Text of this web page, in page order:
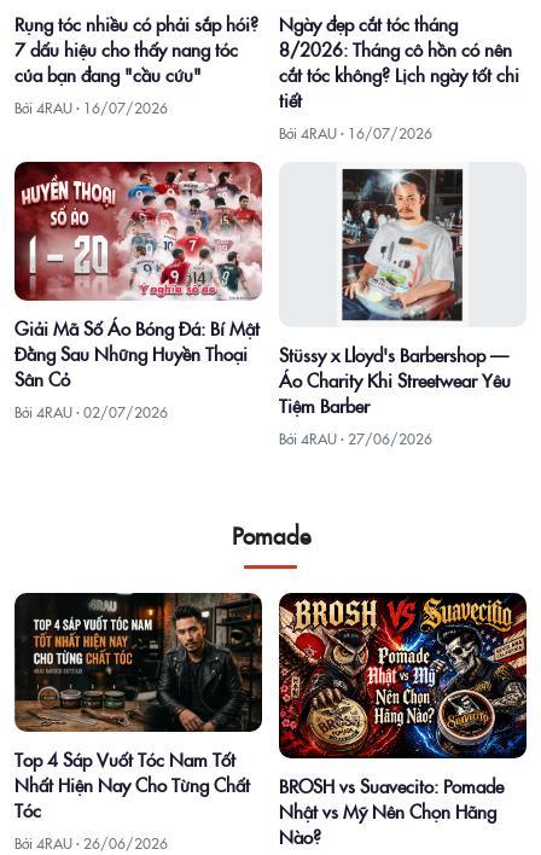
Rụng tóc nhiều có phải sắp hói?
7 dấu hiệu cho thấy nang tóc
của bạn đang "cầu cứu"
Bởi 4RAU · 16/07/2026
Ngày đẹp cắt tóc tháng
8/2026: Tháng cô hồn có nên
cắt tóc không? Lịch ngày tốt chi
tiết
Bởi 4RAU · 16/07/2026
Giải Mã Số Áo Bóng Đá: Bí Mật
Đằng Sau Những Huyền Thoại
Sân Cỏ
Bởi 4RAU ·02/07/2026
Stüssy x Lloyd's Barbershop —
Áo Charity Khi Streetwear Yêu
Tiệm Barber
Bởi 4RAU · 27/06/2026
Pomade
Top 4 Sáp Vuốt Tóc Nam Tốt
Nhất Hiện Nay Cho Từng Chất
Tóc
Bởi 4RAU · 26/06/2026
BROSH vs Suavecito: Pomade
Nhật vs Mỹ Nên Chọn Hãng
Nào?